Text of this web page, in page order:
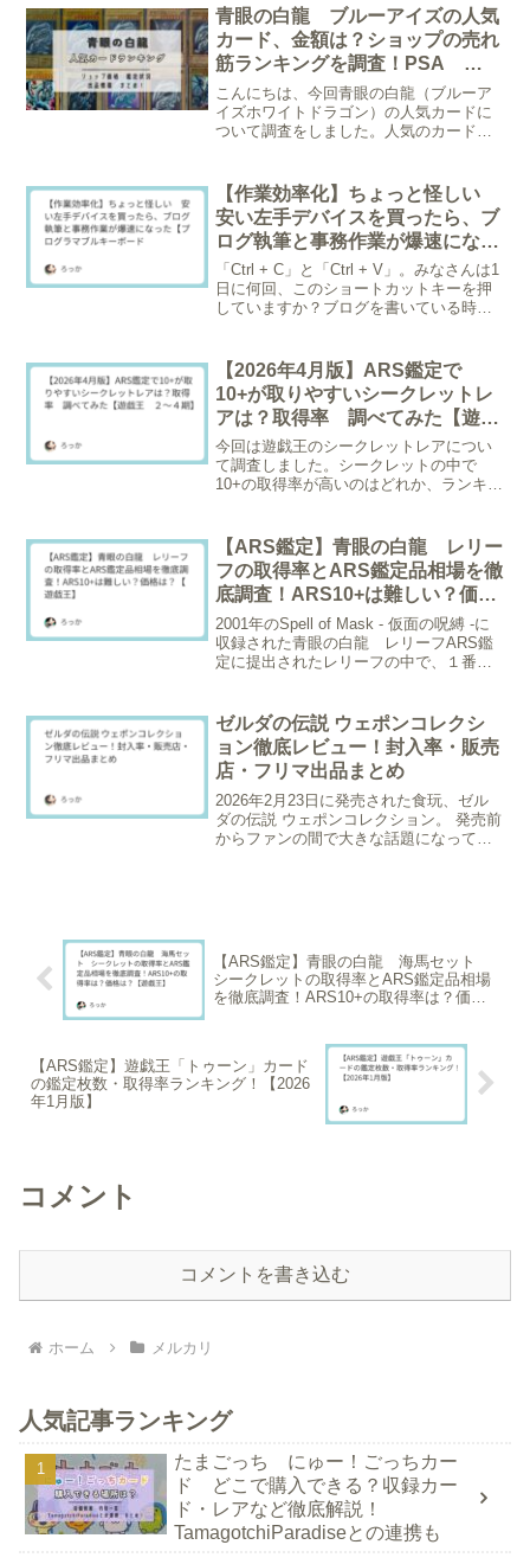
像クリックでトレトクの在庫をチェック
で...
青眼の白龍 ブルーアイズの人気
カード、金額は？ショップの売れ
筋ランキングを調査！PSA
ARS鑑定の鑑定枚数や相場情報
も！
こんにちは、今回青眼の白龍（ブルーア
イズホワイトドラゴン）の人気カードに
ついて調査をしました。人気のカードは
さん）で調査しました。また鑑定品のグ
レード情報や出品情報も調...
【作業効率化】ちょっと怪しい
安い左手デバイスを買ったら、ブ
ログ執筆と事務作業が爆速になっ
た【プログラマブルキーボード】
「Ctrl + C」と「Ctrl + V」。みなさんは1
日に何回、このショートカットキーを押
していますか？ブログを書いている時、
ちょっと面倒だったりしませんか？私は
これ...
【2026年4月版】ARS鑑定で
10+が取りやすいシークレットレ
アは？取得率 調べてみた【遊戯
王 ２～４期】
今回は遊戯王のシークレットレアについ
て調査しました。シークレットの中で
10+の取得率が高いのはどれか、ランキン
ているものが対象。画像をクリックする
とトレトクの在庫ペ...
【ARS鑑定】青眼の白龍 レリー
フの取得率とARS鑑定品相場を徹
底調査！ARS10+は難しい？価格
は？【遊戯王】
2001年のSpell of Mask - 仮面の呪縛 -に
収録された青眼の白龍 レリーフARS鑑
定に提出されたレリーフの中で、１番鑑
て、ARS鑑定の提出データをもとに「A...
ゼルダの伝説 ウェポンコレクシ
ョン徹底レビュー！封入率・販売
店・フリマ出品まとめ
2026年2月23日に発売された食玩、ゼル
ダの伝説 ウェポンコレクション。 発売前
からファンの間で大きな話題になってい
【ARS鑑定】青眼の白龍 海馬セット
シークレットの取得率とARS鑑定品相場
を徹底調査！ARS10+の取得率は？価格
【ARS鑑定】遊戯王「トゥーン」カード
の鑑定枚数・取得率ランキング！【2026
年1月版】
コメント
コメントを書き込む
ホーム メルカリ
人気記事ランキング
たまごっち にゅー！ごっちカー
ド どこで購入できる？収録カー
ド・レアなど徹底解説！
TamagotchiParadiseとの連携も